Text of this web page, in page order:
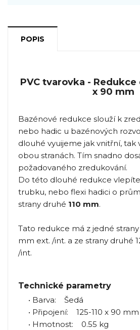
POPIS
PVC tvarovka - Redukce
x 90 mm
Bazénové redukce slouží k
nebo hadic u bazénových
dlouhé vyuijeme jak vnitřní, tak
obou stranách. Tím snadno
požadovaného zredukování.
Do této dlouhé redukce
trubku, nebo flexi hadici o
strany druhé 110 mm.
Tato redukce má z jedné
mm ext. /int. a ze strany druhé
/int.
Technické parametry
• Barva: Šedá
• Připojení: 125-110 x 90 mm
• Hmotnost: 0.55 kg